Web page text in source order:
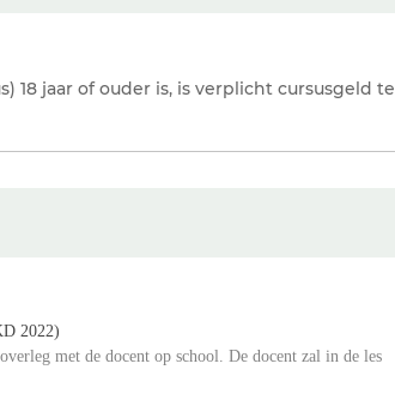
18 jaar of ouder is, is verplicht cursusgeld te
2022)
met de docent op school. De docent zal in de les